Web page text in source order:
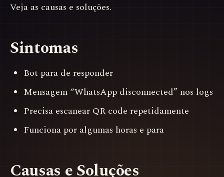
Veja as causas e soluções.
Sintomas
Bot para de responder
Mensagem “WhatsApp disconnected” nos logs
Precisa escanear QR code repetidamente
Funciona por algumas horas e para
Causas e Soluções